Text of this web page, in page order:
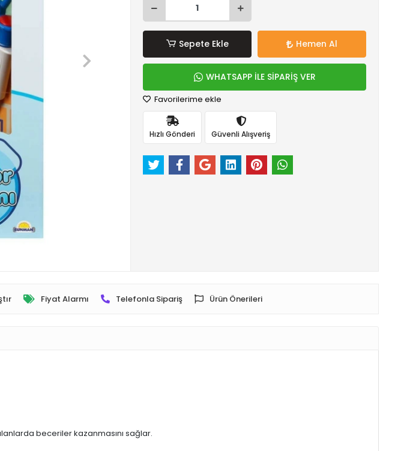
Sepete Ekle Hemen Al
WHATSAPP İLE SİPARİŞ VER
Favorilerime ekle
Hızlı Gönderi Güvenli Alışveriş
Fiyat Alarmı Telefonla Sipariş Ürün Önerileri
beceriler kazanmasını sağlar.